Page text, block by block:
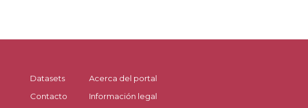
Datasets
Contacto
Acerca del portal
Información legal